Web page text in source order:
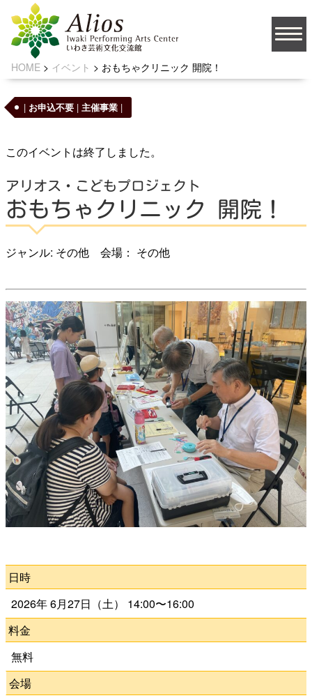
大
JA
ソーシャルメディア
お問い合わせ
よくある質問
検
索
いわきアリオスとは
WEBマガジン
HOME > イベント > おもちゃクリニック 開院！
| お申込不要 | 主催事業 |
このイベントは終了しました。
アリオス・こどもプロジェクト
おもちゃクリニック 開院！
ジャンル: その他 会場： その他
日時
2026年 6月27日（土） 14:00〜16:00
料金
無料
会場